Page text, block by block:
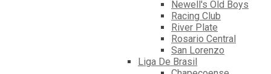
Newell's Old Boys
Racing Club
River Plate
Rosario Central
San Lorenzo
Liga De Brasil